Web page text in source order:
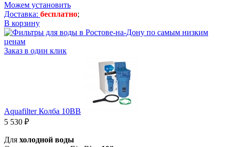
Можем установить
Доставка: бесплатно;
В корзину
Заказ в один клик
Aquafilter Колба 10BB
5 530 ₽
Для холодной воды